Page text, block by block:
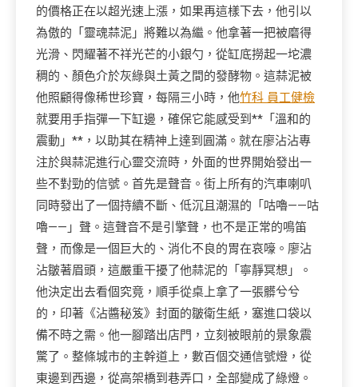
的價格正在以超光速上漲，如果再這樣下去，他引以
為傲的「靈魂蒜泥」將難以為繼。他拿著一把被磨得
光滑、閃耀著不祥光芒的小銀勺，從缸底撈起一坨濃
稠的、顏色介於灰綠與土黃之間的發酵物。這蒜泥被
他照顧得像稀世珍寶，每隔三小時，他竹科 員工健檢
就要用手指彈一下缸邊，確保它能感受到**「溫和的
震動」**，以助其在精神上達到圓滿。就在廖沾沾專
注於與蒜泥進行心靈交流時，外面的世界開始發出一
些不對勁的信號。首先是聲音。街上所有的汽車喇叭
同時發出了一個持續不斷、低沉且潮濕的「咕嚕——咕
嚕——」聲。這聲音不是引擎聲，也不是正常的鳴笛
聲，而像是一個巨大的、消化不良的胃在哀嚎。廖沾
沾皺著眉頭，這嚴重干擾了他蒜泥的「寧靜冥想」。
他決定出去看個究竟，順手從桌上拿了一張髒兮兮
的，印著《沾醬秘笈》封面的皺衛生紙，塞進口袋以
備不時之需。他一腳踏出店門，立刻被眼前的景象震
驚了。整條城市的主幹道上，數百個交通信號燈，從
東邊到西邊，從高架橋到巷弄口，全部變成了綠燈。